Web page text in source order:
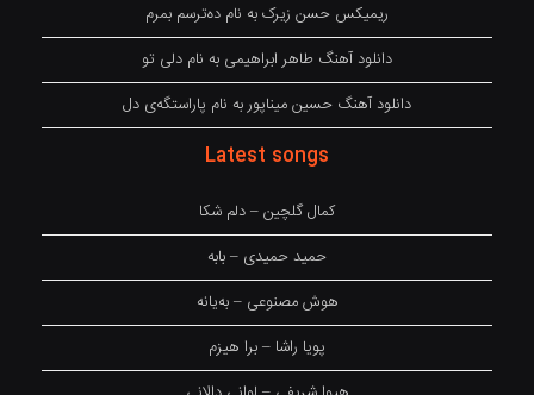
ریمیکس حسن زیرک به نام دەترسم بمرم
دانلود آهنگ طاهر ابراهیمی به نام دلی تو
دانلود آهنگ حسین میناپور به نام پاراستگەی دل
Latest songs
کمال گلچین – دلم شکا
حمید حمیدی – بابه
هوش مصنوعی – بەیانە
پویا راشا – برا هیزم